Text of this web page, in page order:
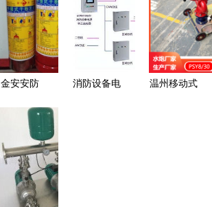
平安
选
灭火剂的协
同之困
金安安防
部认证的
2Kg手提式
干粉灭火器
全面解析
消防设备电
温州移动式